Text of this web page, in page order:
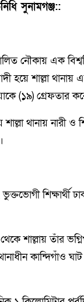
সুনামগঞ্জ::
নৌকায় এক
হয়ে শাল্লা
(১৯) গ্রেফতার
শাল্লা থানায়
শিক্ষার্থী
শাল্লায় তাঁর
কান্দিগাঁও